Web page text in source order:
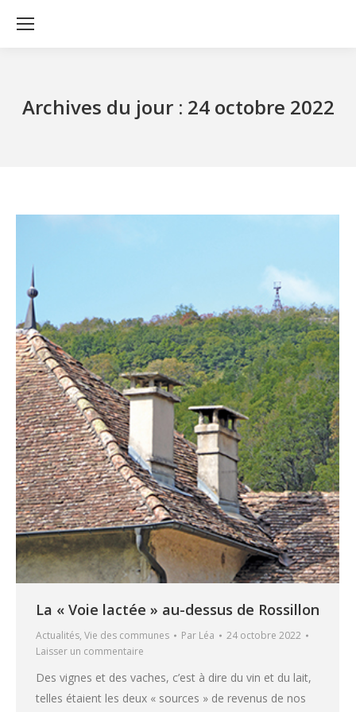
Archives du jour : 24 octobre 2022
La « Voie lactée » au-dessus de Rossillon
Actualités, Vie des communes Par Léa
24 octobre 2022
Laisser un commentaire
Des vignes et des vaches, c’est à dire du vin et du lait,
telles étaient les deux « sources » de revenus de nos